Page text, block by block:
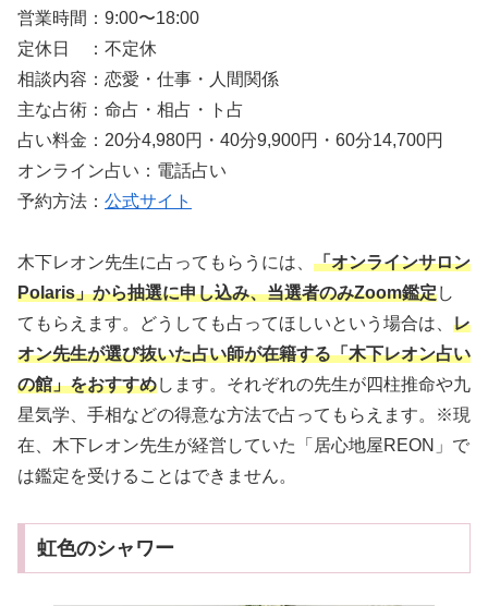
営業時間：9:00〜18:00
定休日 ：不定休
相談内容：恋愛・仕事・人間関係
主な占術：命占・相占・ト占
占い料金：20分4,980円・40分9,900円・60分14,700円
オンライン占い：電話占い
予約方法： 公式サイト
木下レオン先生に占ってもらうには、 「オンラインサロン
Polaris」から抽選に申し込み、当選者のみZoom鑑定し
てもらえます。どうしても占ってほしいという場合は、 レ
オン先生が選び抜いた占い師が在籍する「木下レオン占い
の館」をおすすめします。それぞれの先生が四柱推命や九
星気学、手相などの得意な方法で占ってもらえます。※現
在、木下レオン先生が経営していた「居心地屋REON」で
は鑑定を受けることはできません。
虹色のシャワー